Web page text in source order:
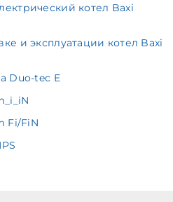
котел Baxi
и эксплуатации котел Baxi
Duo-tec E
Fi/FiN